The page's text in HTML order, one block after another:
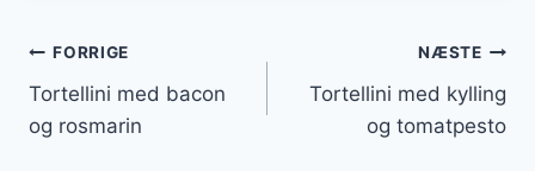
Indlægsnavigation
FORRIGE
Tortellini med bacon
og rosmarin
NÆSTE
Tortellini med kylling
og tomatpesto